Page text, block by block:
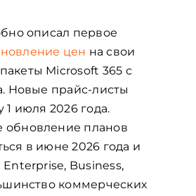
описал первое
цен на свои
Microsoft 365 с
Новые прайс-листы
1 июля 2026 года.
обновление планов
в июне 2026 года и
Enterprise, Business,
коммерческих